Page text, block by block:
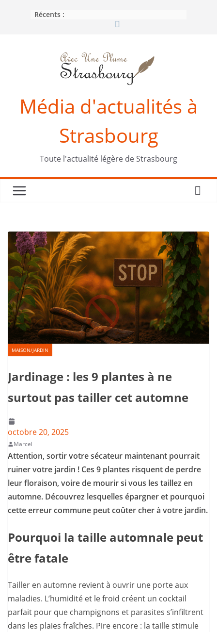
Récents :
Média d'actualités à
Strasbourg
Toute l'actualité légère de Strasbourg
MAISON/JARDIN
Jardinage : les 9 plantes à ne
surtout pas tailler cet automne
octobre 20, 2025
Marcel
Attention, sortir votre sécateur maintenant pourrait
ruiner votre jardin ! Ces 9 plantes risquent de perdre
leur floraison, voire de mourir si vous les taillez en
automne. Découvrez lesquelles épargner et pourquoi
cette erreur commune peut coûter cher à votre jardin.
Pourquoi la taille automnale peut
être fatale
Tailler en automne revient à ouvrir une porte aux
maladies. L’humidité et le froid créent un cocktail
parfait pour que champignons et parasites s’infiltrent
dans les plaies fraîches. Pire encore : la taille stimule